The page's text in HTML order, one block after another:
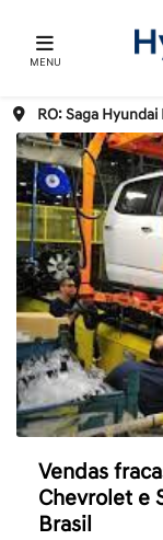
MENU
RO: Saga
Vendas
Chevrolet e
Brasil